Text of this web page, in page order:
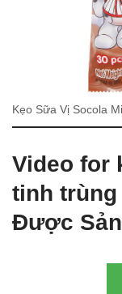
Kẹo Sữa Vị Socola
Video for
tinh
Được